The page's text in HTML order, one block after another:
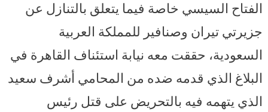
الفتاح السيسي خاصة فيما يتعلق بالتنازل عن
جزيرتي تيران وصنافير للمملكة العربية
السعودية، حققت معه نيابة استئناف القاهرة في
البلاغ الذي قدمه ضده من المحامي أشرف سعيد
الذي يتهمه فيه بالتحريض على قتل رئيس